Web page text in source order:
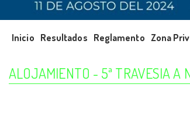
Inicio Resultados Reglamento Zona
ALOJAMIENTO - 5ª TRAVESIA A